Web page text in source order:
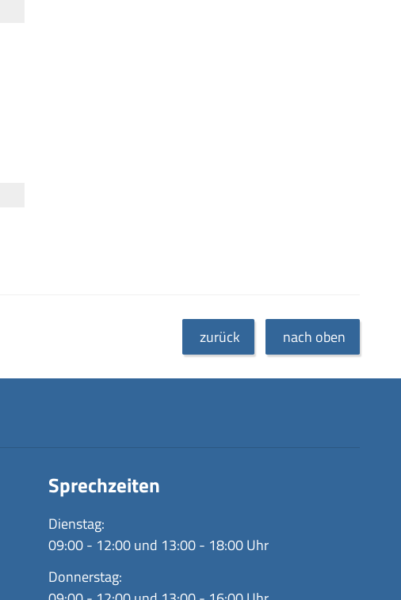
zurück nach oben
Sprechzeiten
Dienstag:
09:00 - 12:00 und 13:00 - 18:00 Uhr
Donnerstag: